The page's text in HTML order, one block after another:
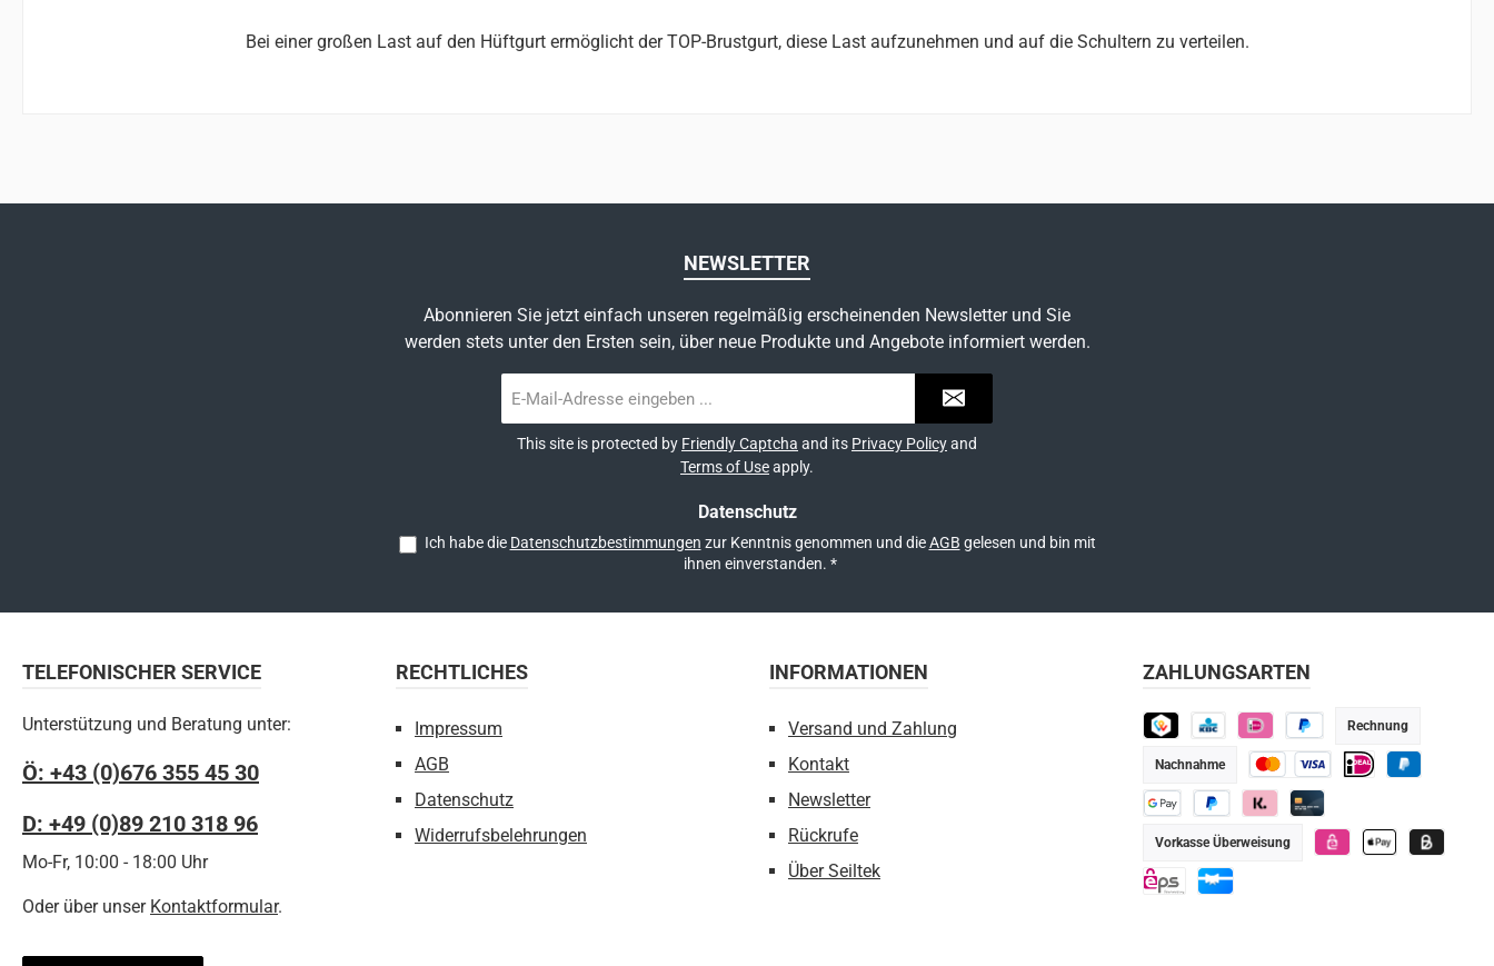
Bei einer großen Last auf den Hüftgurt ermöglicht der TOP-Brustgurt, diese Last aufzunehmen und auf die Schultern zu verteilen.
NEWSLETTER
Abonnieren Sie jetzt einfach unseren regelmäßig erscheinenden Newsletter und Sie
werden stets unter den Ersten sein, über neue Produkte und Angebote informiert werden.
Mail-
This site is protected by Friendly Captcha and its Privacy Policyand
Terms of Useapply.
Datenschutz
Ich habe die Datenschutzbestimmungen zur Kenntnis genommen und dieAGB gelesen und bin mit
ihnen einverstanden. *
TELEFONISCHER SERVICE
Unterstützung und Beratung unter:
Ö: +43 (0)676 355 45 30
D: +49 (0)89 210 318 96
Mo-Fr, 10:00 - 18:00 Uhr
Oder über unser Kontaktformular.
RECHTLICHES
Impressum
AGB
Datenschutz
Widerrufsbelehrungen
INFORMATIONEN
Versand und Zahlung
Kontakt
Newsletter
Rückrufe
Über Seiltek
ZAHLUNGSARTEN
PayPal Kredit-/Debitkarte
Vorkasse Überweisung
iDEALSpäter bezahlen
Rechnung
Nachnahme
Kredit- oder Debitkarte
Google Pay